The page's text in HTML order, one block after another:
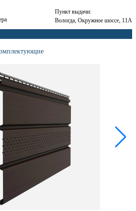
Пункт выдачи:
Вологда, Окружное шоссе, 11А